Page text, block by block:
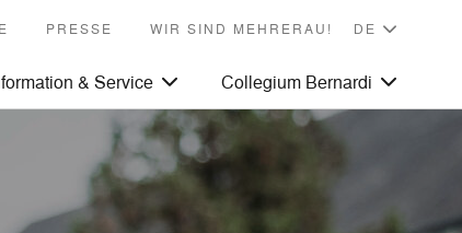
PRESSE WIR SIND MEHRERAU!
& Service Collegium Bernardi